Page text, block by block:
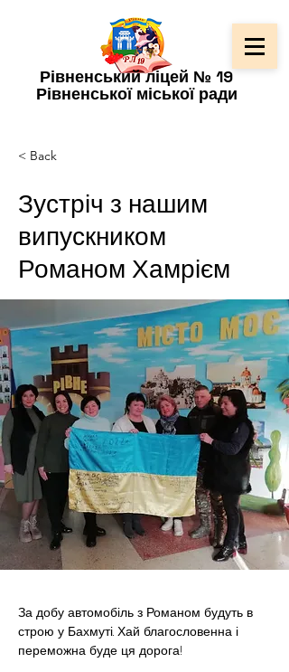
Рівненський ліцей № 19
Рівненської міської ради
< Back
Зустріч з нашим
випускником
Романом Хамрієм
За добу автомобіль з Романом будуть в
строю у Бахмуті. Хай благословенна і
переможна буде ця дорога!